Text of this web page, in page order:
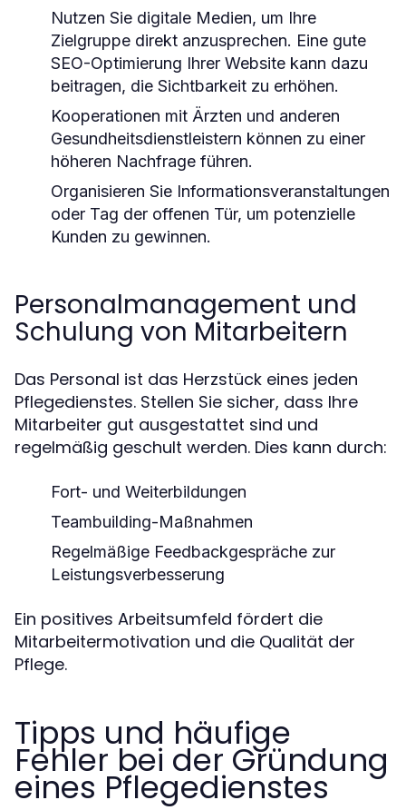
Nutzen Sie digitale Medien, um Ihre
Zielgruppe direkt anzusprechen. Eine gute
SEO-Optimierung Ihrer Website kann dazu
beitragen, die Sichtbarkeit zu erhöhen.
Kooperationen mit Ärzten und anderen
Gesundheitsdienstleistern können zu einer
höheren Nachfrage führen.
Organisieren Sie Informationsveranstaltungen
oder Tag der offenen Tür, um potenzielle
Kunden zu gewinnen.
Personalmanagement und
Schulung von Mitarbeitern
Das Personal ist das Herzstück eines jeden
Pflegedienstes. Stellen Sie sicher, dass Ihre
Mitarbeiter gut ausgestattet sind und
regelmäßig geschult werden. Dies kann durch:
Fort- und Weiterbildungen
Teambuilding-Maßnahmen
Regelmäßige Feedbackgespräche zur
Leistungsverbesserung
Ein positives Arbeitsumfeld fördert die
Mitarbeitermotivation und die Qualität der
Pflege.
Tipps und häufige
Fehler bei der Gründung
eines Pflegedienstes